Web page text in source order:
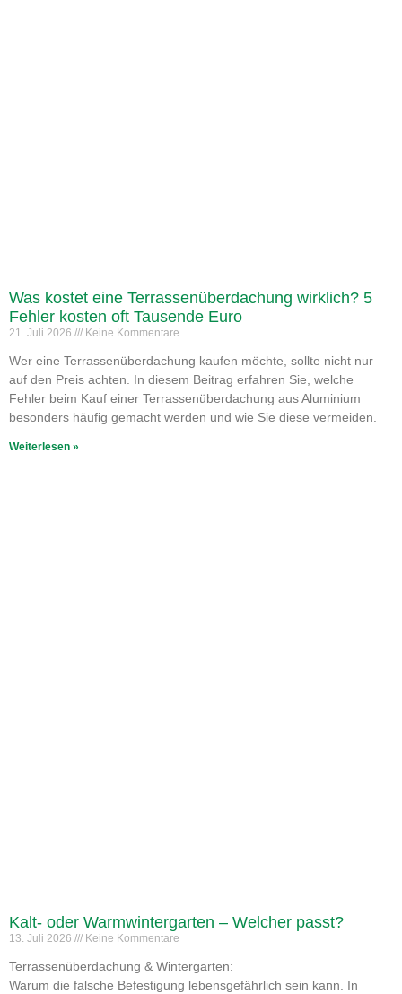
Was kostet eine Terrassenüberdachung wirklich? 5
Fehler kosten oft Tausende Euro
21. Juli 2026 Keine Kommentare
Wer eine Terrassenüberdachung kaufen möchte, sollte nicht nur
auf den Preis achten. In diesem Beitrag erfahren Sie, welche
Fehler beim Kauf einer Terrassenüberdachung aus Aluminium
besonders häufig gemacht werden und wie Sie diese vermeiden.
Weiterlesen »
Kalt- oder Warmwintergarten – Welcher passt?
13. Juli 2026 Keine Kommentare
Terrassenüberdachung & Wintergarten:
Warum die falsche Befestigung lebensgefährlich sein kann. In